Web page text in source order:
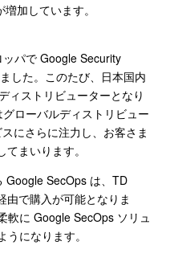
加しています。
ッパで Google Security
した。このたび、日本国内
ィストリビューターとなり
グローバルディストリビュー
にさらに注力し、お客さま
まいります。
Google SecOps は、TD
由で購入が可能となりま
軟に Google SecOps ソリュ
になります。